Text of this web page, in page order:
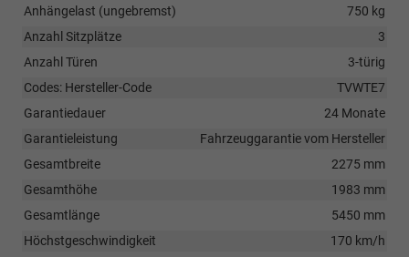
Anhängelast (ungebremst)
750 kg
Anzahl Sitzplätze
3
Anzahl Türen
3-türig
Codes: Hersteller-Code
TVWTE7
Garantiedauer
24 Monate
Garantieleistung
Fahrzeuggarantie vom Hersteller
Gesamtbreite
2275 mm
Gesamthöhe
1983 mm
Gesamtlänge
5450 mm
Höchstgeschwindigkeit
170 km/h